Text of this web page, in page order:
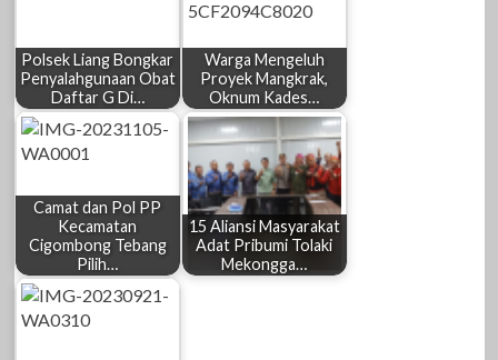
Polsek Liang Bongkar
Penyalahgunaan Obat
Daftar G Di…
Warga Mengeluh
Proyek Mangkrak,
Oknum Kades…
Camat dan Pol PP
Kecamatan
Cigombong Tebang
Pilih…
15 Aliansi Masyarakat
Adat Pribumi Tolaki
Mekongga…